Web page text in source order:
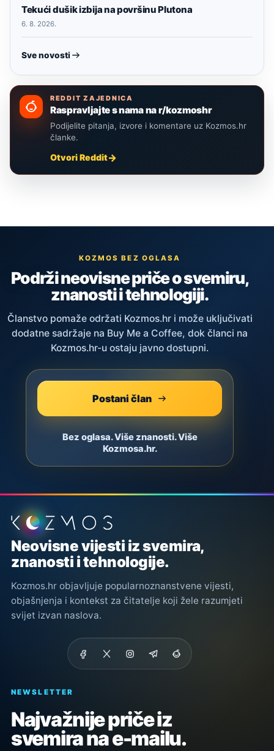
Tekući dušik izbija na površinu Plutona
6. 8. 2026.
Sve novosti
REDDIT ZAJEDNICA
Raspravljajte s nama na r/kozmoshr
Podijelite pitanja, izvore i komentare uz Kozmos.hr
članke.
Otvori Reddit
KOZMOS BEZ OGLASA
Podrži neovisne priče o svemiru,
znanosti i tehnologiji.
Članstvo pomaže održati Kozmos.hr i može uključivati
dodatne sadržaje na Buy Me a Coffee, dok članci na
Kozmos.hr-u ostaju javno dostupni.
Postani član
Bez oglasa. Više znanosti. Više
Kozmosa.hr.
Podnožje stranice
Neovisne vijesti iz svemira,
znanosti i tehnologije.
Kozmos.hr objavljuje popularnoznanstvene vijesti,
objašnjenja i kontekst za čitatelje koji žele razumjeti
svijet izvan naslova.
NEWSLETTER
Najvažnije priče iz
svemira na e-mailu.